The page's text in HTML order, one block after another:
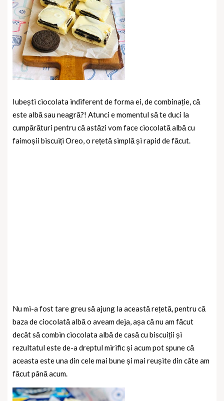
Iubești ciocolata indiferent de forma ei, de combinație, că
este albă sau neagră?! Atunci e momentul să te duci la
cumpărături pentru că astăzi vom face ciocolată albă cu
faimoșii biscuiți Oreo, o rețetă simplă și rapid de făcut.
Nu mi-a fost tare greu să ajung la această rețetă, pentru că
baza de ciocolată albă o aveam deja, așa că nu am făcut
decât să combin ciocolata albă de casă cu biscuiții și
rezultatul este de-a dreptul mirific și acum pot spune că
aceasta este una din cele mai bune și mai reușite din câte am
făcut până acum.